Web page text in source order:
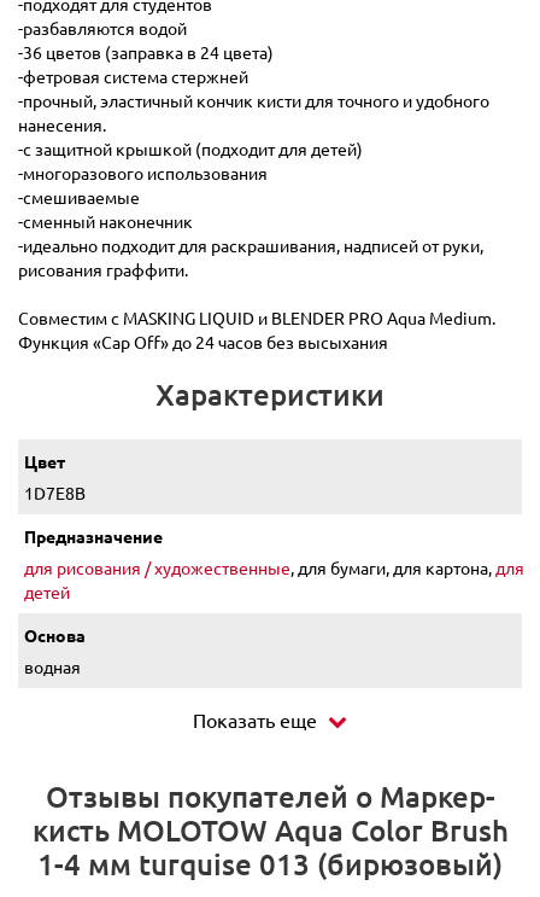
-разбавляются водой
-36 цветов (заправка в 24 цвета)
-фетровая система стержней
-прочный, эластичный кончик кисти для точного и удобного
нанесения.
-с защитной крышкой (подходит для детей)
-многоразового использования
-смешиваемые
-сменный наконечник
-идеально подходит для раскрашивания, надписей от руки,
рисования граффити.
Совместим с MASKING LIQUID и BLENDER PRO Aqua Medium.
Функция «Cap Off» до 24 часов без высыхания
Характеристики
Цвет
1D7E8B
Предназначение
для рисования / художественные, для бумаги, для картона, для
детей
Основа
водная
Показать еще
Отзывы покупателей о Маркер-
кисть MOLOTOW Aqua Color Brush
1-4 мм turquise 013 (бирюзовый)